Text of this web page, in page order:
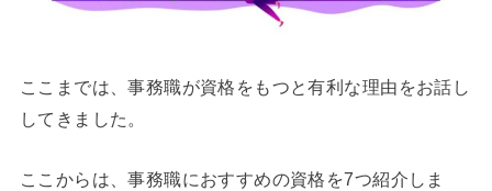
ここまでは、事務職が資格をもつと有利な理由をお話し
してきました。
ここからは、事務職におすすめの資格を7つ紹介しま